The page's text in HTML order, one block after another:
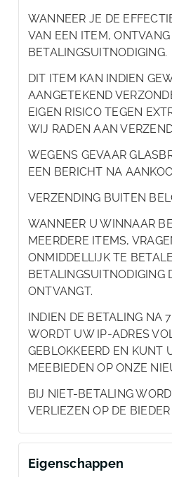
WANNEER JE DE
VAN EEN ITEM, ONTVANG
BETALINGSUITNODIGING.
DIT ITEM KAN INDIEN
AANGETEKEND
EIGEN RISICO TEGEN
WIJ RADEN AAN
WEGENS GEVAAR
EEN BERICHT NA
VERZENDING BUITEN
WANNEER U WINNAAR
MEERDERE ITEMS,
ONMIDDELLIJK TE
BETALINGSUITNODIGING
ONTVANGT.
INDIEN DE BETALING NA
WORDT UW IP-ADRES
GEBLOKKEERD EN KUNT
MEEBIEDEN OP ONZE
BIJ NIET-BETALING
VERLIEZEN OP DE
Eigenschappen